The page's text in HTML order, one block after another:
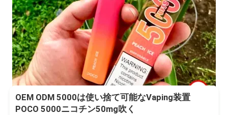
OEM ODM 5000は使い捨て可能なVaping装置
POCO 5000ニコチン50mg吹く